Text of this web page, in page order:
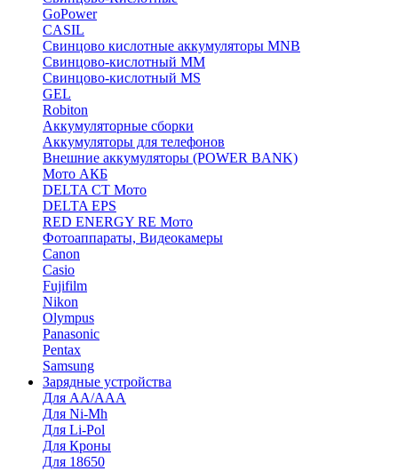
GoPower
CASIL
Свинцово кислотные аккумуляторы MNB
Cвинцово-кислотный MM
Cвинцово-кислотный MS
GEL
Robiton
Аккумуляторные сборки
Аккумуляторы для телефонов
Внешние аккумуляторы (POWER BANK)
Мото АКБ
DELTA CT Мото
DELTA EPS
RED ENERGY RE Мото
Фотоаппараты, Видеокамеры
Canon
Casio
Fujifilm
Nikon
Olympus
Panasonic
Pentax
Samsung
Зарядные устройства
Для AA/AAA
Для Ni-Mh
Для Li-Pol
Для Кроны
Для 18650